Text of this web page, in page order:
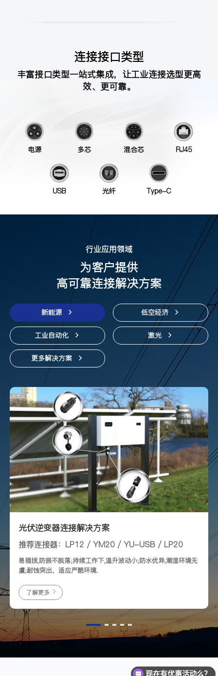
连接接口类型
丰富接口类型一站式集成，让工业连接选型更高
效、更可靠。
电源 多芯 混合芯 RJ45
USB 光纤 Type-C
行业应用领域
为客户提供
高可靠连接解决方案
新能源 低空经济
工业自动化 激光
更多解决方案
光伏逆变器连接解决方案
推荐连接器：LP12 / YM20 / YU-USB / LP20
易插拔,防振不脱落;持续工作下,温升波动小;防水优异,潮湿环境无
虞;耐蚀突出，适应严酷环境.
了解更多
现在有优惠活动么？